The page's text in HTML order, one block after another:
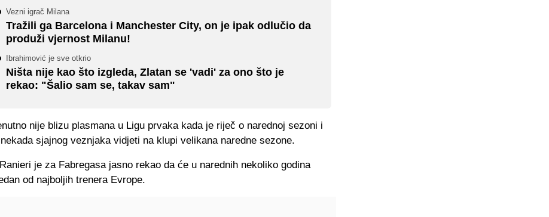
Vezni igrač Milana
Tražili ga Barcelona i Manchester City, on je ipak odlučio da
produži vjernost Milanu!
Ibrahimović je sve otkrio
Ništa nije kao što izgleda, Zlatan se 'vadi' za ono što je
rekao: "Šalio sam se, takav sam"
nije blizu plasmana u Ligu prvaka kada je riječ o narednoj sezoni i
sjajnog veznjaka vidjeti na klupi velikana naredne sezone.
je za Fabregasa jasno rekao da će u narednih nekoliko godina
od najboljih trenera Evrope.